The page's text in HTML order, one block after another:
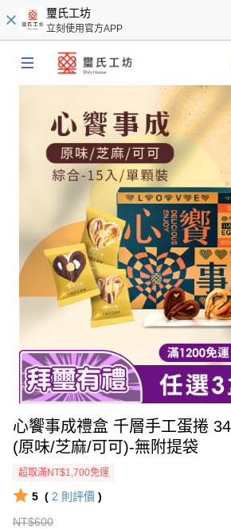
璽氏工坊
立刻使用官方APP
心饗事成禮盒 千層手工蛋捲
(原味/芝麻/可可)-無附提袋
超取滿NT$1,700免運
5 ( 2 則評價 )
NT$600